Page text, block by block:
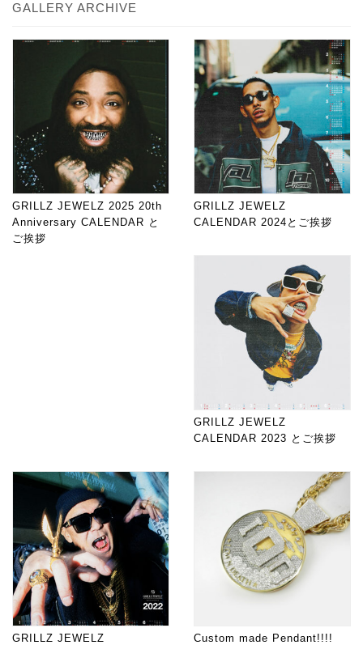
GALLERY ARCHIVE
GRILLZ JEWELZ 2025 20th
Anniversary CALENDAR と
ご挨拶
GRILLZ JEWELZ
CALENDAR 2024とご挨拶
GRILLZ JEWELZ
CALENDAR 2023 とご挨拶
GRILLZ JEWELZ
Custom made Pendant!!!!